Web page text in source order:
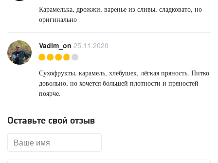
Карамелька, дрожжи, варенье из сливы, сладковато, но
оригинально
Vadim_on 25.11.2020
Сухофрукты, карамель, хлебушек, лёгкая пряность. Питко
довольно, но хочется большей плотности и пряностей
поярче.
Оставьте свой отзыв